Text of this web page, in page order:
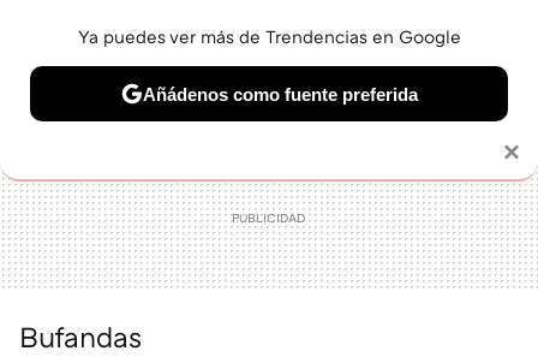
BELLEZA SHOPPING VIAJES GASTRO SNEAKERS
Bufandas
×
Ya puedes ver más de Trendencias en Google
Añádenos como fuente preferida